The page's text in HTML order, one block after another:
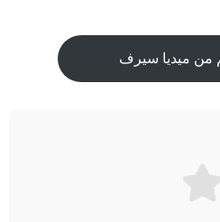
من ميديا سيرف